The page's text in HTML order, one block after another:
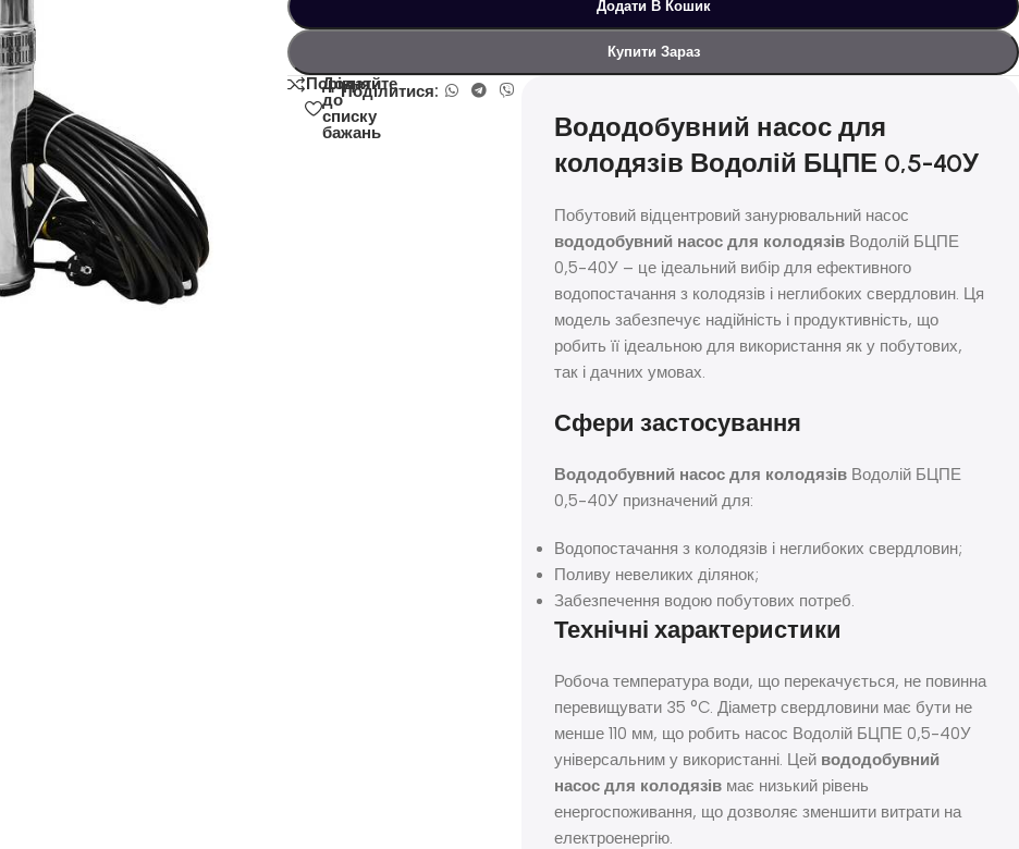
Додати В Кошик
Купити Зараз
Порівняйте
Додати
до
списку
бажань
Поділитися:
Вододобувний насос для
колодязів Водолій БЦПЕ 0,5-40У
Побутовий відцентровий занурювальний насос
вододобувний насос для колодязівВодолій БЦПЕ
0,5-40У – це ідеальний вибір для ефективного
водопостачання з колодязів і неглибоких свердловин. Ця
модель забезпечує надійність і продуктивність, що
робить її ідеальною для використання як у побутових,
так і дачних умовах.
Сфери застосування
Вододобувний насос для колодязівВодолій БЦПЕ
0,5-40У призначений для:
Водопостачання з колодязів і неглибоких свердловин;
Поливу невеликих ділянок;
Забезпечення водою побутових потреб.
Технічні характеристики
Робоча температура води, що перекачується, не повинна
перевищувати 35 °C. Діаметр свердловини має бути не
менше 110 мм, що робить насос Водолій БЦПЕ 0,5-40У
універсальним у використанні. Цей вододобувний
насос для колодязівмає низький рівень
енергоспоживання, що дозволяє зменшити витрати на
електроенергію.